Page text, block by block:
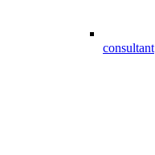
consultant